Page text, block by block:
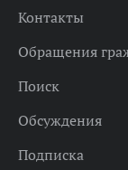
Контакты
Обращения
Поиск
Обсуждения
Подписка